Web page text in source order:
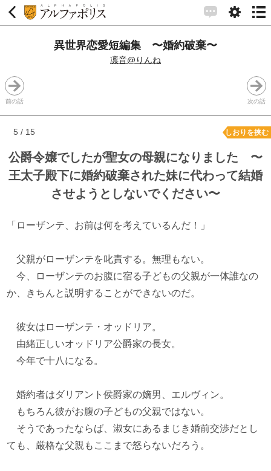
異世界恋愛短編集 〜婚約破棄〜
凛音@りんね
前の話 次の話
5 / 15 しおりを挟む
公爵令嬢でしたが聖女の母親になりました 〜
王太子殿下に婚約破棄された妹に代わって結婚
させようとしないでください〜
「ローザンテ、お前は何を考えているんだ！」
父親がローザンテを叱責する。無理もない。
今、ローザンテのお腹に宿る子どもの父親が一体誰なの
か、きちんと説明することができないのだ。
彼女はローザンテ・オッドリア。
由緒正しいオッドリア公爵家の長女。
今年で十八になる。
婚約者はダリアント侯爵家の嫡男、エルヴィン。
もちろん彼がお腹の子どもの父親ではない。
そうであったならば、淑女にあるまじき婚前交渉だとし
ても、厳格な父親もここまで怒らないだろう。